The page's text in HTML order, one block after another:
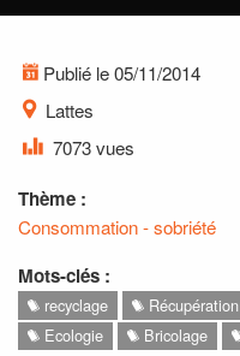
Publié le 05/11/2014
Lattes
7073 vues
Thème :
Consommation - sobriété
Mots-clés :
recyclage Récupération
Ecologie
Bricolage